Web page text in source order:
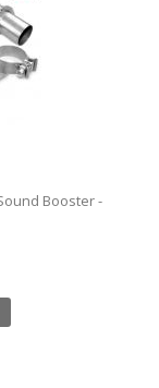
Booster -